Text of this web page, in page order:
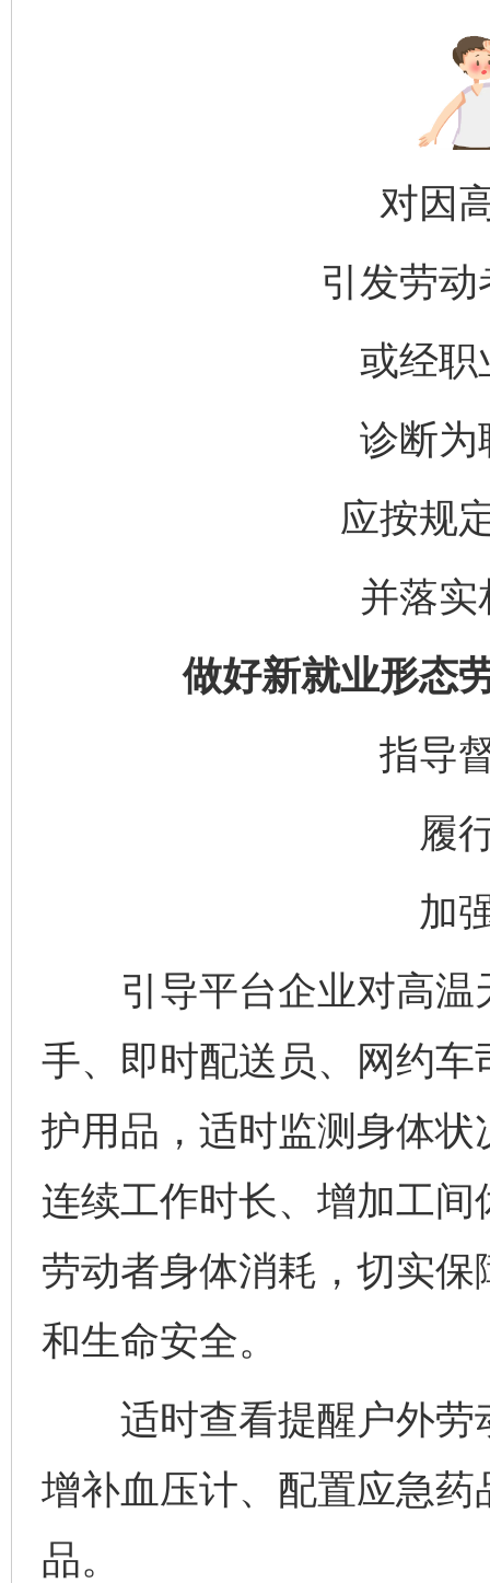
对因
引发劳
或经职
诊断为
应按规
并落
做好新就业形态
指导
履
加
引导平台企业对高温
手、即时配送员、网约
护用品，适时监测身体
连续工作时长、增加工
劳动者身体消耗，切实
和生命安全。
适时查看提醒户外劳
增补血压计、配置应急
品。